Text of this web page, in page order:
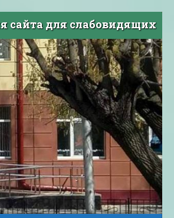
сайта для слабовидящих